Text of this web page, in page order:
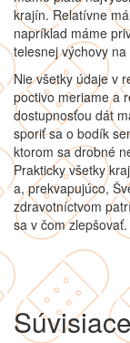
krajín. Relatívne
napríklad máme
telesnej výchovy na
Nie všetky údaje v
poctivo meriame a
dostupnosťou dát
sporiť sa o bodík
ktorom sa drobné
Prakticky všetky
a, prekvapujúco,
zdravotníctvom
sa v čom zlepšovať.